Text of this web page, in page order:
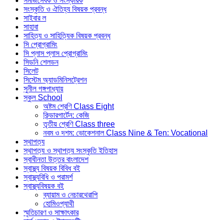
সংস্কৃতি ও ঐতিহ্য বিষয়ক প্রবন্ধ
সাইবার ল
সাহাবা
সাহিত্য ও সাহিত্যিক বিষয়ক প্রবন্ধ
সি প্রোগ্রামিং
সি প্লাস প্লাস প্রোগ্রামিং
সিডনি শেলডন
সিলেট
সিস্টেম অ্যাডমিনিসট্রেশন
সুনীল গঙ্গপাধ্যায়
স্কুল School
অষ্টম শ্রেণি Class Eight
কিন্ডারগার্টেন: কেজি
তৃতীয় শ্রেণি Class three
নবম ও দশম: ভোকেশনাল Class Nine & Ten: Vocational
স্থাপত্য
স্থাপত্য ও স্থাপত্য সংস্কৃতি ইতিহাস
স্বাধীনতা উত্তর বাংলাদেশ
স্বাস্থ্য বিষয়ক বিবিধ বই
স্বাস্থ্যবিধি ও পরামর্শ
স্বাস্থ্যবিষয়ক বই
ব্যায়াম ও নেচারথেরাপি
হোমিওপ্যাথী
স্মৃতিচারণ ও সাক্ষাৎকার